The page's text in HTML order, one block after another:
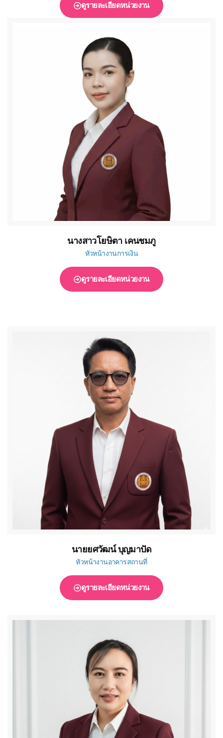
ดูรายละเอียดหน่วยงาน
นางสาวโยษิตา เคนชมภู
หัวหน้างานการเงิน
ดูรายละเอียดหน่วยงาน
นายยศวัฒน์ บุญมาปัด
หัวหน้างานอาคารสถานที่
ดูรายละเอียดหน่วยงาน